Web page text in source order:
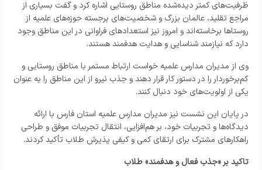
ظرفیت‌های کمتر دیده‌شده مناطق روستایی اشاره کرد و گفت بسیاری از
مراجع تقلید، عالمان بزرگ و شخصیت‌های برجسته حوزه‌های علمیه از
روستاها برخاسته‌اند و امروز نیز استعدادهای فراوانی در این مناطق وجود
دارد که نیازمند شناسایی و هدایت هدفمند هستند.
وی از مدیران مدارس علمیه خواست ارتباط مستمر با مناطق روستایی و
کم‌برخوردار را در دستور کار قرار دهند و جذب نیرو از این مناطق را به عنوان
یکی از اولویت‌های خود دنبال کنند.
در پایان این نشست نیز مدیران مدارس علمیه استان فارس با ارائه
دیدگاه‌ها و تجربیات خود، بر هم‌افزایی، انتقال تجربیات موفق و طراحی
راهکارهای مشترک برای ارتقای کمی و کیفی پذیرش طلاب تأکید کردند.
تاکید بر «جذب فعال و هدفمند» طلاب